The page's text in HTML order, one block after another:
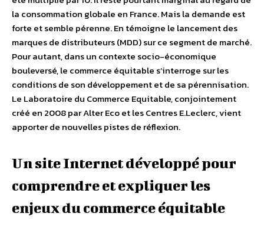
la consommation globale en France. Mais la demande est
forte et semble pérenne. En témoigne le lancement des
marques de distributeurs (MDD) sur ce segment de marché.
Pour autant, dans un contexte socio-économique
bouleversé, le commerce équitable s’interroge sur les
conditions de son développement et de sa pérennisation.
Le Laboratoire du Commerce Equitable, conjointement
créé en 2008 par Alter Eco et les Centres E.Leclerc, vient
apporter de nouvelles pistes de réflexion.
Un site Internet développé pour
comprendre et expliquer les
enjeux du commerce équitable